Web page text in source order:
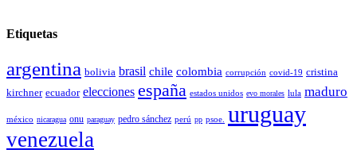
Etiquetas
argentina bolivia brasil chile colombia corrupción covid-19 cristina
kirchner ecuador elecciones españa estados unidos evo morales lula maduro
méxico nicaragua onu paraguay pedro sánchez perú pp psoe. uruguay
venezuela